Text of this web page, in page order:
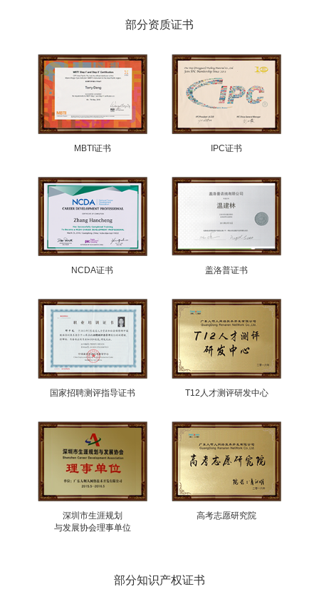
部分资质证书
MBTI证书 IPC证书
NCDA证书 盖洛普证书
国家招聘测评指导证书 T12人才测评研发中心
深圳市生涯规划
与发展协会理事单位
高考志愿研究院
部分知识产权证书